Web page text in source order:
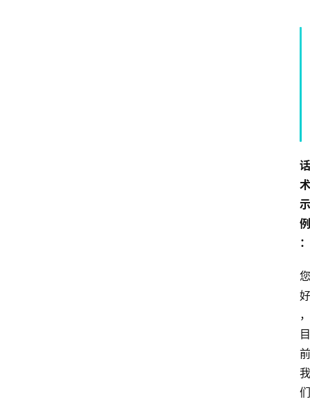
话
术
示
例
：
您
好
，
目
前
我
们